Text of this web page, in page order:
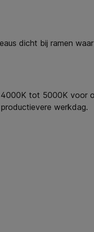
dicht bij ramen
tot 5000K voor
werkdag.